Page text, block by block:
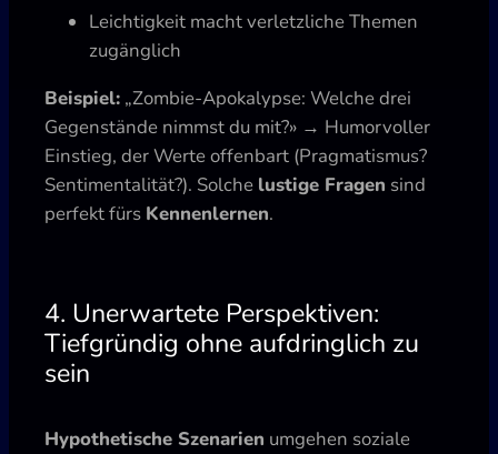
Leichtigkeit macht verletzliche Themen
zugänglich
Beispiel: „Zombie-Apokalypse: Welche drei
Gegenstände nimmst du mit?» → Humorvoller
Einstieg, der Werte offenbart (Pragmatismus?
Sentimentalität?). Solche lustige Fragen sind
perfekt fürs Kennenlernen.
4. Unerwartete Perspektiven:
Tiefgründig ohne aufdringlich zu
sein
Hypothetische Szenarien umgehen soziale